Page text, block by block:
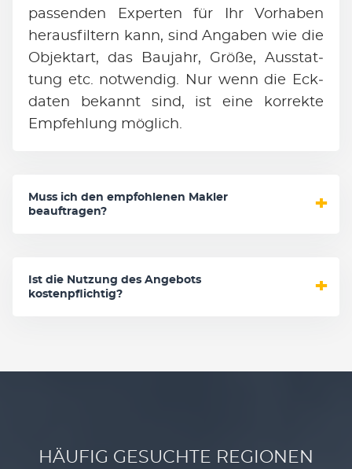
pas­sen­den Ex­per­ten für Ihr Vor­ha­ben
her­aus­fil­tern kann, sind An­ga­ben wie die
Ob­jekt­art, das Bau­jahr, Grö­ße, Aus­stat­
tung etc. not­wen­dig. Nur wenn die Eck­
da­ten be­kannt sind, ist ei­ne kor­rek­te
Emp­feh­lung mög­lich.
Muss ich den empfohlenen Makler
beauftragen?
Ist die Nutzung des Angebots
kostenpflichtig?
HÄUFIG GESUCHTE REGIONEN